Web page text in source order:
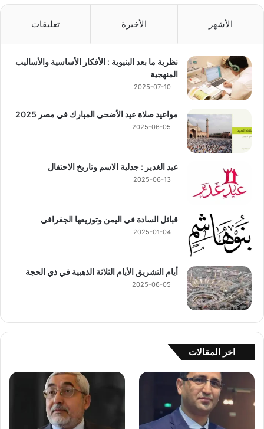
الأشهر الأخيرة تعليقات
نظرية ما بعد البنيوية : الأفكار الأساسية والأساليب
المنهجية
2025-07-10
مواعيد صلاة عيد الأضحى المبارك في مصر 2025
2025-06-05
عيد الغدير : جدلية الاسم وتاريخ الاحتفال
2025-06-13
قبائل السادة في اليمن وتوزيعها الجغرافي
2025-01-04
أيام التشريق الأيام الثلاثة الذهبية في ذي الحجة
2025-06-05
اخر المقالات